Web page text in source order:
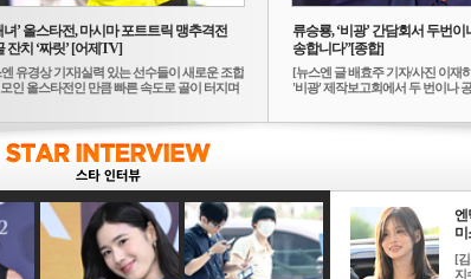
녀’ 올스타전, 마시마 포트트릭 맹추격전
잔치 ‘짜릿’ [어제TV]
유경상 기자]실력 있는 선수들이 새로운 조합
모인 올스타전인 만큼 빠른 속도로 골이 터지며
류승룡, ‘비광’ 간담회서 두번이
송합니다”[종합]
[뉴스엔 글 배효주 기자/사진 이재
'비광' 제작보고회에서 두 번이나
엔
미
[
지